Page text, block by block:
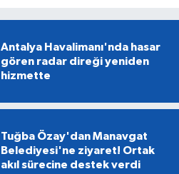
Antalya Havalimanı'nda hasar
gören radar direği yeniden
hizmette
Tuğba Özay'dan Manavgat
Belediyesi'ne ziyaret! Ortak
akıl sürecine destek verdi